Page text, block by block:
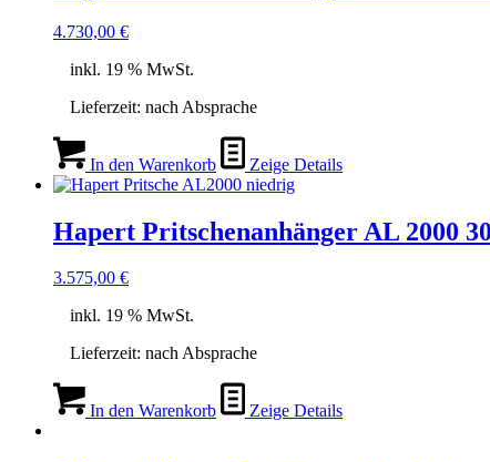
4.730,00 €
inkl. 19 % MwSt.
Lieferzeit: nach Absprache
In den Warenkorb Zeige Details
Hapert Pritschenanhänger AL 2000
3.575,00 €
inkl. 19 % MwSt.
Lieferzeit: nach Absprache
In den Warenkorb Zeige Details